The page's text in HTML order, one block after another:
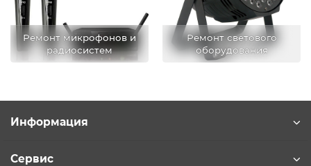
Ремонт микрофонов и
радиосистем
Ремонт светового
оборудования
Информация
Сервис